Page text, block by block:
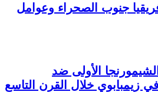
جنوب الصحراء وعوامل
الأولى ضد
في زيمبابوي خلال القرن التاسع